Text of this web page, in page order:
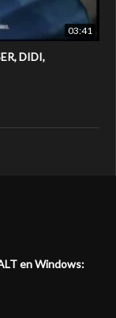
03:41
DIDI,
en Windows: